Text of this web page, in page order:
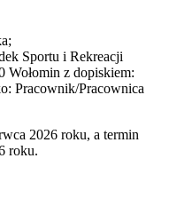
Sportu i Rekreacji
Wołomin z dopiskiem:
Pracownik/Pracownica
2026 roku, a termin
roku.